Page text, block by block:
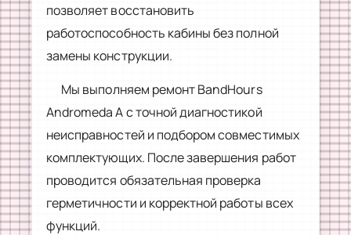
позволяет восстановить
работоспособность кабины без полной
замены конструкции.
Мы выполняем ремонт BandHours
Andromeda A с точной диагностикой
неисправностей и подбором совместимых
комплектующих. После завершения работ
проводится обязательная проверка
герметичности и корректной работы всех
функций.